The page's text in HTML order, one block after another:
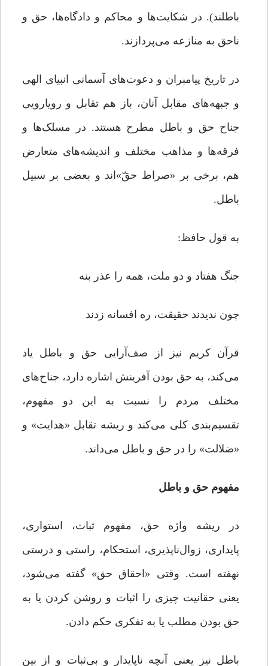
باطلند). در شکایت‌ها و محاکم و دادگاه‌ها، حق و
ناحق به منازعه می‌پردازند.
در تاریخ پیامبران و دعوت‌های آسمانی انبیای الهی
و جبهه‌های مقابل آنان، باز هم تقابل و رویارویی
جناح حق و باطل مطرح هستند. در مسلک‌ها و
فرقه‌ها و مذاهب مختلف و اندیشه‌های متعارض
هم، برخی بر «صراط حقّ»‌اند و بعضی بر سبیل
باطل.
به قول حافظ:
جنگ هفتاد و دو ملت، همه را عذر بنه
چون ندیدند حقیقت، ره افسانه زدند
قرآن کریم نیز از صف‌آرایی حق و باطل یاد
می‌کند، به حق بودن آفرینش اشاره دارد، جناح‌های
مختلف مردم را نسبت به این دو مفهوم،
تقسیم‌بندی کلی می‌کند و ریشه تقابل «هدایت» و
«ضلالت» را در حق و باطل می‌داند.
مفهوم حق و باطل
در ریشه واژه حق، مفهوم ثبات، استواری،
پایداری، زوال‌ناپذیری، استحکام، راستی و درستی
نهفته است. وقتی «احقاق حق» گفته می‌شود،
یعنی حقانیت چیزی را اثبات و روشن کردن یا به
حق بودن مطلب یا به تفکری حکم دادن.
باطل نیز یعنی آنچه ناپایدار و بی‌ثبات و از بین